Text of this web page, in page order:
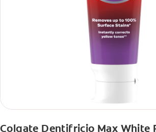
Colgate Dentifricio Max White